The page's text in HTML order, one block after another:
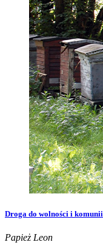
Droga do wolności i komunii
Papież Leon